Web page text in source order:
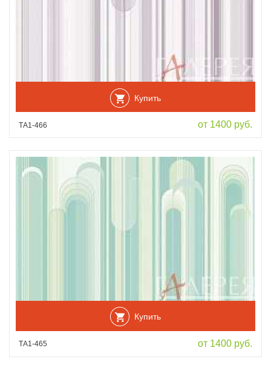
Купить
ТА1-466 от 1400 руб.
Купить
ТА1-465 от 1400 руб.